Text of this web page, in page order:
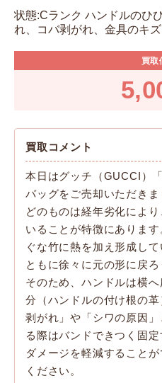
状態:Cランク ハンドルのひ
れ、コバ剥がれ、金具のキズ
買取
買取コメント
本日はグッチ（GUCCI）
バッグをご売却いただき
どのものは経年劣化によ
いることが特徴にありま
ぐな竹に熱を加え形成し
ともに徐々に元の形に戻ろ
そのため、ハンドルは横
分（ハンドルの付け根の
剥がれ」や「シワの原因
る際はバンドできつく固
ダメージを軽減すること
ください。